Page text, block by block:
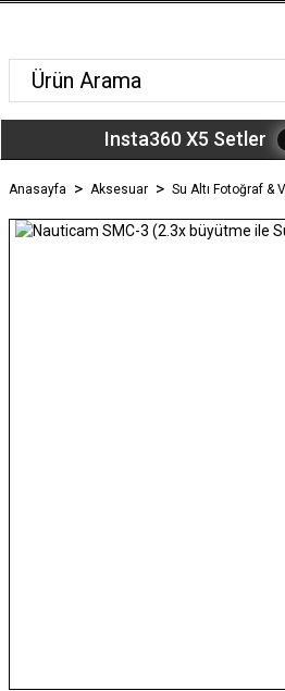
Insta360 X5 Setler
Anasayfa Aksesuar Su Altı Fotoğraf &